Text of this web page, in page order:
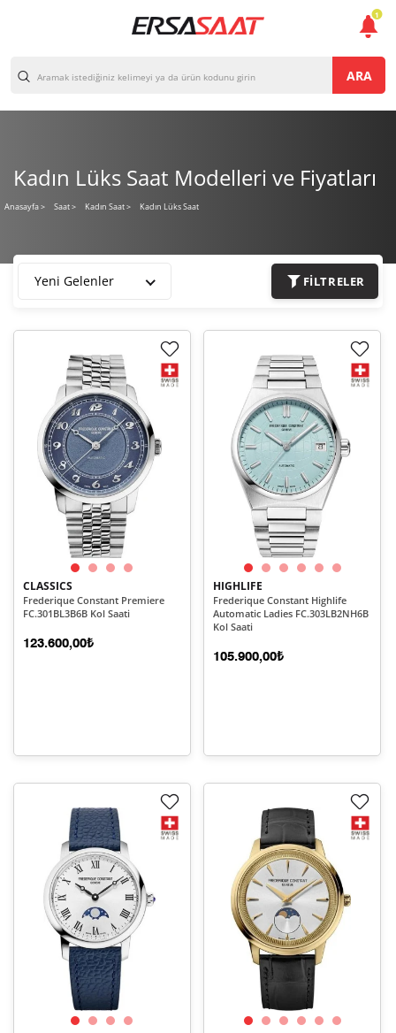
ARA
Kadın Lüks Saat Modelleri ve Fiyatları
Anasayfa> Saat > Kadın Saat > Kadın Lüks Saat
Yeni Gelenler FILTRELER
CLASSICS
Frederique Constant Premiere
FC.301BL3B6B Kol Saati
123.600,00₺
HIGHLIFE
Frederique Constant Highlife
Automatic Ladies FC.303LB2NH6B
Kol Saati
105.900,00₺
1